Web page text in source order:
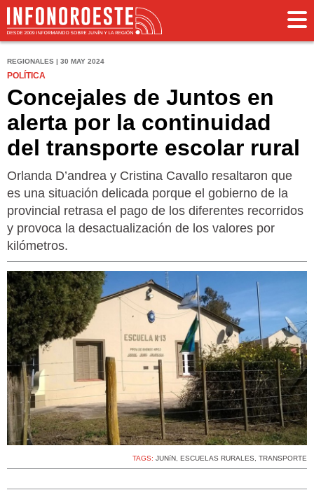
REGIONALES | 30 MAY 2024
POLÍTICA
Concejales de Juntos en
alerta por la continuidad
del transporte escolar rural
Orlanda D’andrea y Cristina Cavallo resaltaron que
es una situación delicada porque el gobierno de la
provincial retrasa el pago de los diferentes recorridos
y provoca la desactualización de los valores por
kilómetros.
TAGS: JUNíN, ESCUELAS RURALES, TRANSPORTE